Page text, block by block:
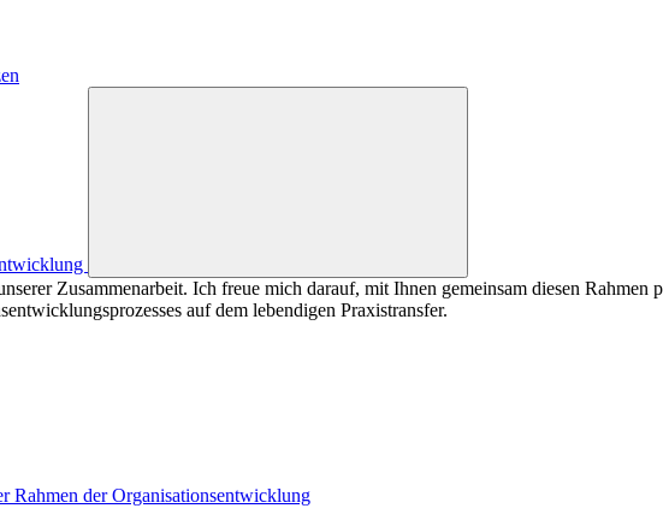
Zusammenarbeit. Ich freue mich darauf, mit Ihnen gemeinsam diesen
auf dem lebendigen Praxistransfer.
Rahmen der Organisationsentwicklung